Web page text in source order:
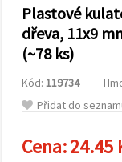
marketing.
Můžete
souhlasit s
použitím
všech
cookies
kliknutím
"Přijmout
můžete
uvést své
Plastové
dřeva, 11x9
(~78 ks)
Kód: 119734
Přidat do
Cena:24.45